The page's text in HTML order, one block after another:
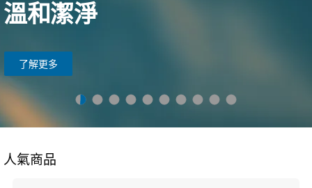
溫和潔淨
了解更多
人氣商品